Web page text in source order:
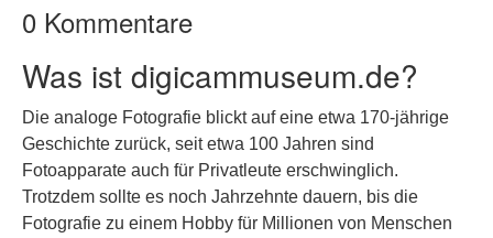
0 Kommentare
Was ist digicammuseum.de?
Die analoge Fotografie blickt auf eine etwa 170-jährige
Geschichte zurück, seit etwa 100 Jahren sind
Fotoapparate auch für Privatleute erschwinglich.
Trotzdem sollte es noch Jahrzehnte dauern, bis die
Fotografie zu einem Hobby für Millionen von Menschen